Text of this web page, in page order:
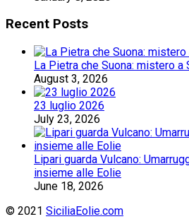
Recent Posts
La Pietra che Suona: mistero a
August 3, 2026
23 luglio 2026
July 23, 2026
Lipari guarda Vulcano:
insieme alle Eolie
June 18, 2026
© 2021 SiciliaEolie.com